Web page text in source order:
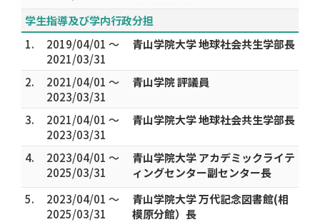
学生指導及び学内行政分担
1.
2019/04/01 ～
2021/03/31
青山学院大学 地球社会共生学部長
2.
2021/04/01 ～
2023/03/31
青山学院 評議員
3.
2021/04/01 ～
2023/03/31
青山学院大学 地球社会共生学部長
4.
2023/04/01 ～
2025/03/31
青山学院大学 アカデミックライテ
ィングセンター副センター長
5.
2023/04/01 ～
2025/03/31
青山学院大学 万代記念図書館(相
模原分館）長